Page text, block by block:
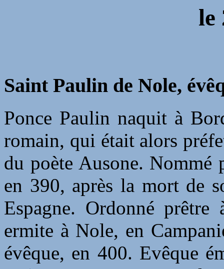
le
Saint Paulin de Nole,
Ponce Paulin naquit à
romain, qui était alors
du poète Ausone.
en 390, après la mort de
Espagne. Ordonné
ermite à Nole, en
évêque, en 400. Evêque